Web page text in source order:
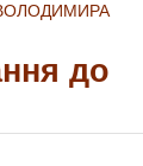
ВОЛОДИМИРА
до